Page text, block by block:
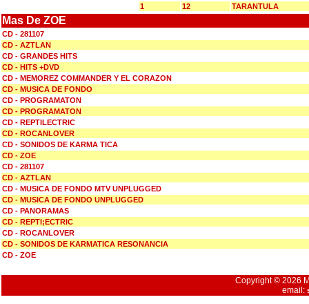
1
12 TARANTULA
Mas De ZOE
CD - 281107
CD - AZTLAN
CD - GRANDES HITS
CD - HITS +DVD
CD - MEMOREZ COMMANDER Y EL CORAZON
CD - MUSICA DE FONDO
CD - PROGRAMATON
CD - PROGRAMATON
CD - REPTILECTRIC
CD - ROCANLOVER
CD - SONIDOS DE KARMA TICA
CD - ZOE
CD - 281107
CD - AZTLAN
CD - MUSICA DE FONDO MTV UNPLUGGED
CD - MUSICA DE FONDO UNPLUGGED
CD - PANORAMAS
CD - REPTI;ECTRIC
CD - ROCANLOVER
CD - SONIDOS DE KARMATICA RESONANCIA
CD - ZOE
Copyright © 2026
email: